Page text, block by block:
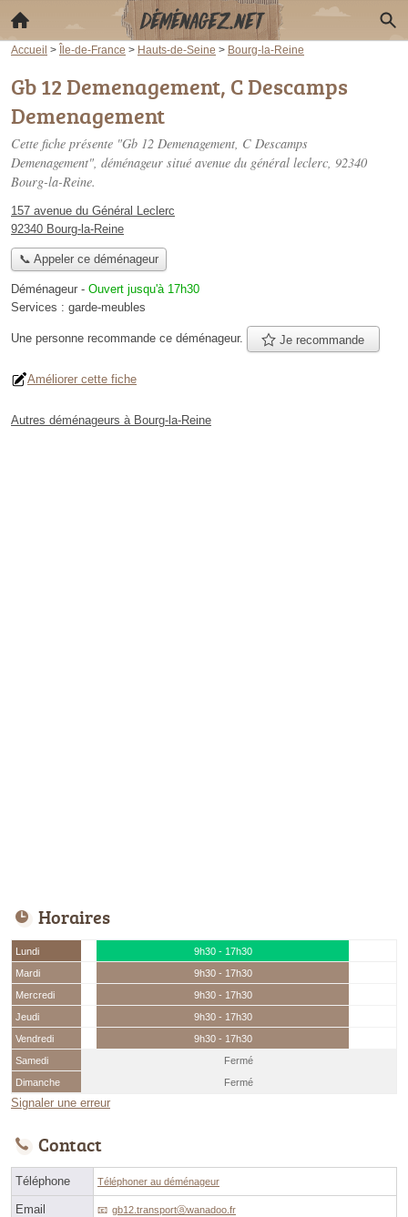
Accueil > Île-de-France > Hauts-de-Seine > Bourg-la-Reine
Gb 12 Demenagement, C Descamps
Demenagement
Cette fiche présente "Gb 12 Demenagement, C Descamps
Demenagement", déménageur situé avenue du général leclerc, 92340
Bourg-la-Reine.
157 avenue du Général Leclerc
92340 Bourg-la-Reine
📞 Appeler ce déménageur
Déménageur - Ouvert jusqu'à 17h30
Services : garde-meubles
Une personne recommande ce déménageur. Je recommande
Améliorer cette fiche
Autres déménageurs à Bourg-la-Reine
Horaires
Lundi
9h30 - 17h30
Mardi
9h30 - 17h30
Mercredi
9h30 - 17h30
Jeudi
9h30 - 17h30
Vendredi
9h30 - 17h30
Samedi
Fermé
Dimanche
Fermé
Signaler une erreur
Contact
Téléphone Téléphoner au déménageur
Email gb12.transportⓐwanadoo.fr